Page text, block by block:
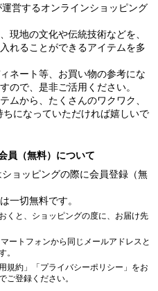
営するオンラインショッピング
現地の文化や伝統技術などを、
れることができるアイテムを多
ネート等、お買い物の参考にな
ので、是非ご活用ください。
ムから、たくさんのワクワク、
ちになっていただければ嬉しいで
員（無料）について
ョッピングの際に会員登録（無
一切無料です。
くと、ショッピングの度に、お届け先
ートフォンから同じメールアドレスと
。
規約」「プライバシーポリシー」をお
ご登録ください。